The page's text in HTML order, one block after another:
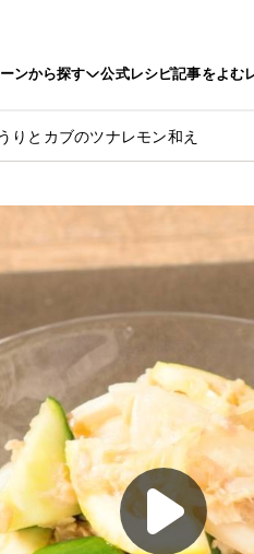
ンから探す 公式レシピ記事をよむ
りとカブのツナレモン和え